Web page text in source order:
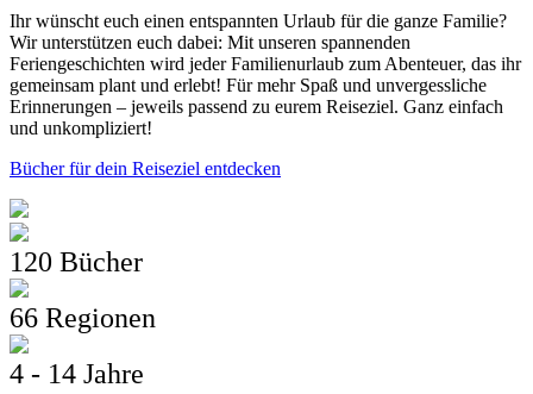
Ihr wünscht euch einen entspannten Urlaub für die ganze Familie?
Wir unterstützen euch dabei: Mit unseren spannenden
Feriengeschichten wird jeder Familienurlaub zum Abenteuer, das ihr
gemeinsam plant und erlebt! Für mehr Spaß und unvergessliche
Erinnerungen – jeweils passend zu eurem Reiseziel. Ganz einfach
und unkompliziert!
Bücher für dein Reiseziel entdecken
120 Bücher
66 Regionen
4 - 14 Jahre